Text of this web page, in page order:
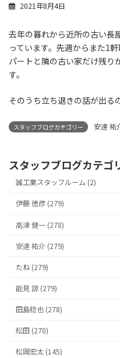
2021年8月4日
去年の暮れから近所の古い長
っています。先週からまた1
パートと隣の古い家だけ残り
す。
そのうち立ち退きの話が出る
スタッフブログカテゴリー 安達 祐
スタッフブログカテゴ
誠工業スタッフルーム (2)
伊藤 徳彦 (279)
高津 健一 (278)
安達 祐介 (279)
たね (279)
能見 諒 (279)
田島稔也 (278)
松田 (270)
松岡宏太 (145)